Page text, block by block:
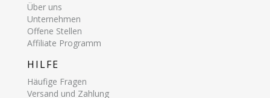
Über uns
Unternehmen
Offene Stellen
Affiliate Programm
HILFE
Häufige Fragen
Versand und Zahlung